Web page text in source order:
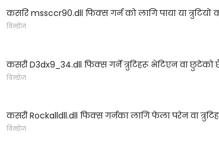
कसरि mssccr90.dll फिक्स गर्न को लागि पाया या त्रुटियों
विन्डोज
कसरी D3dx9_34.dll फिक्स गर्ने त्रुटिहरू भेटिएन वा छुटेको
विन्डोज
कसरी Rockalldll.dll फिक्स गर्नका लागि फेला परेन वा
विन्डोज